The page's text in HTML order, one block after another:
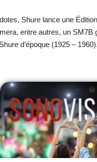
Shure lance une
entre autres, un
d’époque (1925 – 1960).